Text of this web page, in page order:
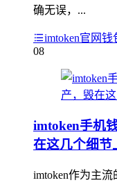
确无误，...
imtoken官网钱
08
imtoken手机
在这几个细节
imtoken作为主